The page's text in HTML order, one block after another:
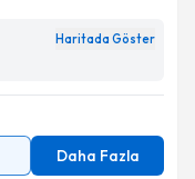
Haritada Göster
Daha Fazla